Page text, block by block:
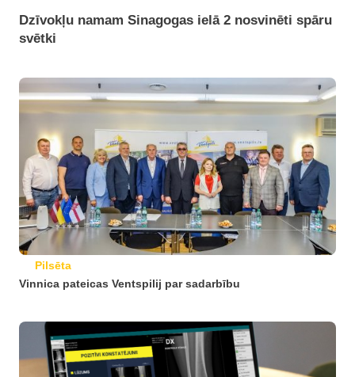
Dzīvokļu namam Sinagogas ielā 2 nosvinēti spāru
svētki
Pilsēta
Vinnica pateicas Ventspilij par sadarbību